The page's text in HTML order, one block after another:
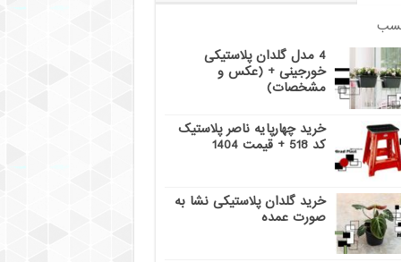
4 مدل گلدان پلاستیکی
خورجینی + (عکس و
مشخصات)
خرید چهارپایه ناصر پلاستیک
کد 518 + قیمت 1404
خرید گلدان پلاستیکی نشا به
صورت عمده